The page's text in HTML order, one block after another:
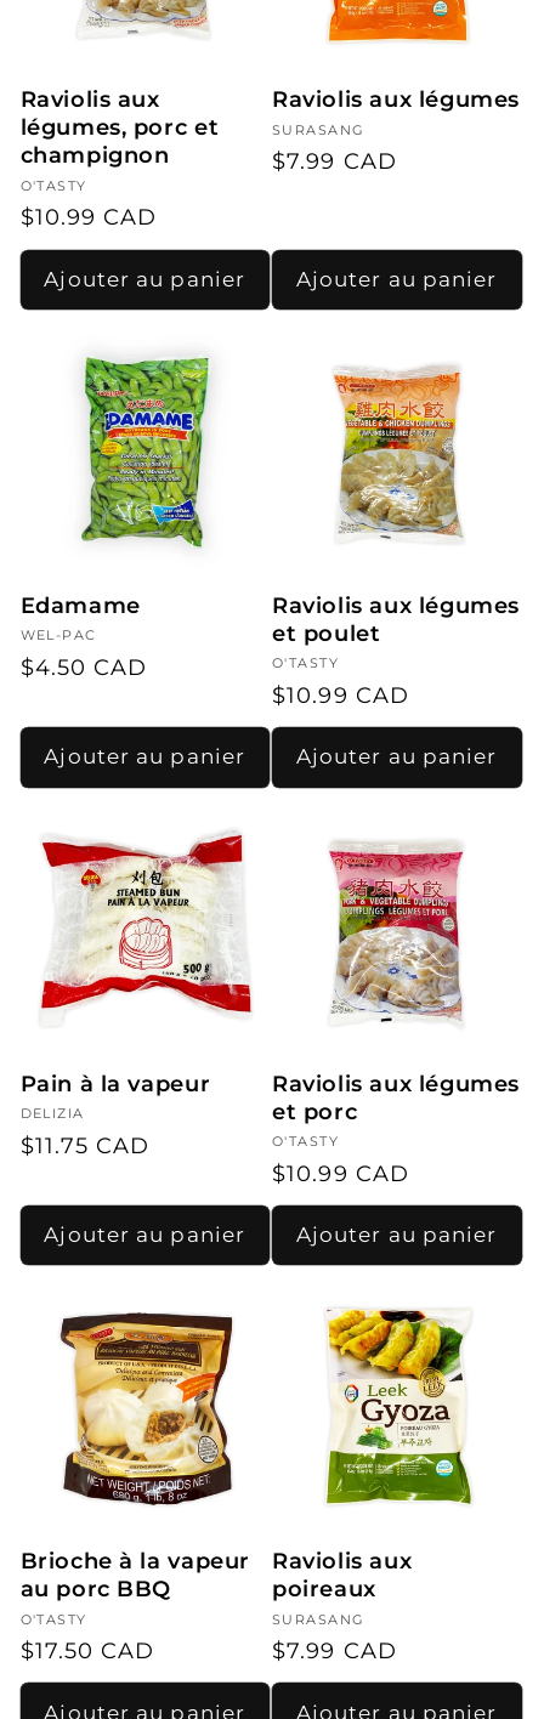
Raviolis aux
légumes, porc et
champignon
Fournisseur :
O'TASTY
Prix
habituel
$10.99 CAD
Ajouter au panier
Raviolis aux légumes
Fournisseur :
SURASANG
Prix
$7.99 CAD
Ajouter au panier
Edamame
Fournisseur :
WEL-PAC
Prix
$4.50 CAD
Ajouter au panier
Raviolis aux légumes
et poulet
Fournisseur :
O'TASTY
Prix
habituel
$10.99 CAD
Ajouter au panier
Pain à la vapeur
Fournisseur :
DELIZIA
Prix
$11.75 CAD
Ajouter au panier
Raviolis aux légumes
et porc
Fournisseur :
O'TASTY
Prix
habituel
$10.99 CAD
Ajouter au panier
Brioche à la vapeur
au porc BBQ
Fournisseur :
O'TASTY
Prix
habituel
$17.50 CAD
Ajouter au panier
Raviolis aux
poireaux
Fournisseur :
SURASANG
Prix
habituel
$7.99 CAD
Ajouter au panier